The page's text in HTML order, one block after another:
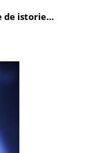
de istorie…